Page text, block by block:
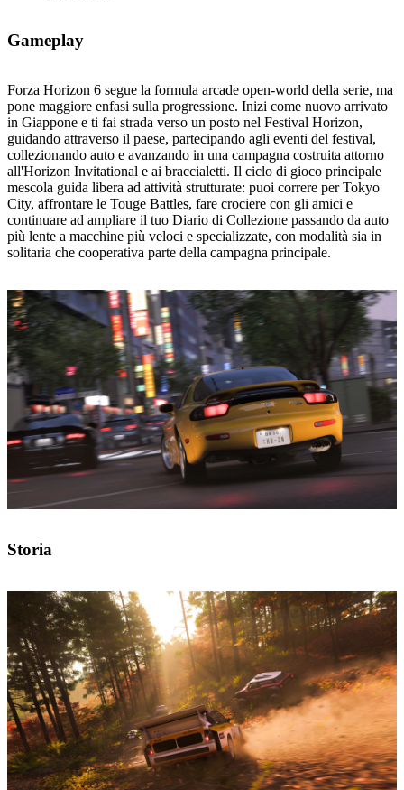
Gameplay
Forza Horizon 6 segue la formula arcade open‑world della serie, ma
pone maggiore enfasi sulla progressione. Inizi come nuovo arrivato
in Giappone e ti fai strada verso un posto nel Festival Horizon,
guidando attraverso il paese, partecipando agli eventi del festival,
collezionando auto e avanzando in una campagna costruita attorno
all'Horizon Invitational e ai braccialetti. Il ciclo di gioco principale
mescola guida libera ad attività strutturate: puoi correre per Tokyo
City, affrontare le Touge Battles, fare crociere con gli amici e
continuare ad ampliare il tuo Diario di Collezione passando da auto
più lente a macchine più veloci e specializzate, con modalità sia in
solitaria che cooperativa parte della campagna principale.
Storia